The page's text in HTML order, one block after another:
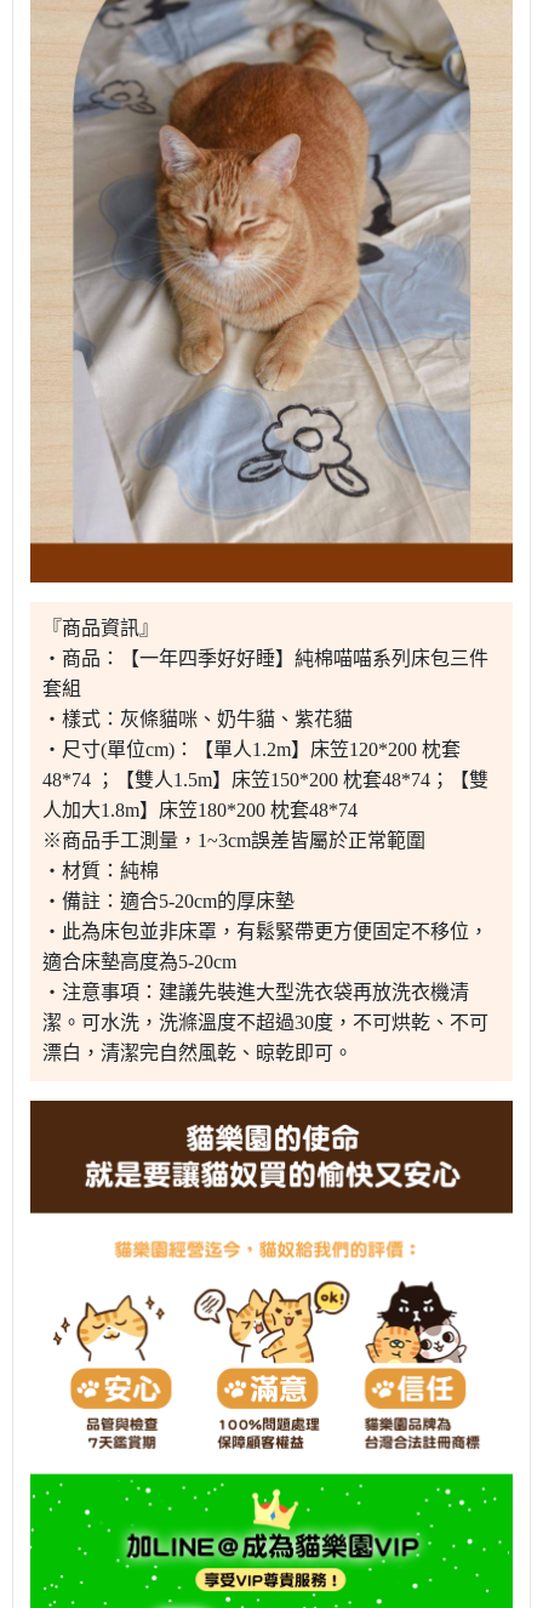
『商品資訊』
・商品：【一年四季好好睡】純棉喵喵系列床包三件
套組
・樣式：灰條貓咪、奶牛貓、紫花貓
・尺寸(單位cm)：【單人1.2m】床笠120*200 枕套
48*74 ；【雙人1.5m】床笠150*200 枕套48*74；【雙
人加大1.8m】床笠180*200 枕套48*74
※商品手工測量，1~3cm誤差皆屬於正常範圍
・材質：純棉
・備註：適合5-20cm的厚床墊
・此為床包並非床罩，有鬆緊帶更方便固定不移位，
適合床墊高度為5-20cm
・注意事項：建議先裝進大型洗衣袋再放洗衣機清
潔。可水洗，洗滌溫度不超過30度，不可烘乾、不可
漂白，清潔完自然風乾、晾乾即可。